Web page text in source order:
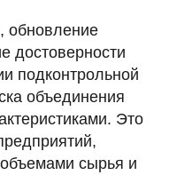
обновление
достоверности
подконтрольной
объединения
Это
сырья и